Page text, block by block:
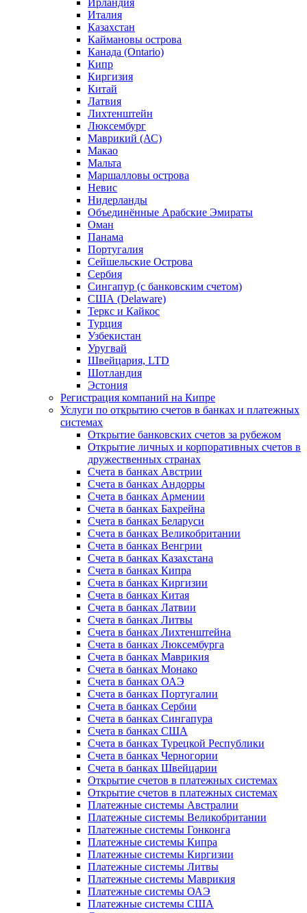
Ирландия
Италия
Казахстан
Каймановы острова
Канада (Ontario)
Кипр
Киргизия
Китай
Латвия
Лихтенштейн
Люксембург
Маврикий (АС)
Макао
Мальта
Маршалловы острова
Нeвис
Нидерланды
Объединённые Арабские Эмираты
Оман
Панама
Португалия
Сейшельские Острова
Сербия
Сингапур (c банковским счетом)
США (Delaware)
Теркс и Кайкос
Турция
Узбекистан
Уругвай
Швейцария, LTD
Шотландия
Эстония
Регистрация компаний на Кипре
Услуги по открытию счетов в банках и платежных
системах
Открытие банковских счетов за рубежом
Открытие личных и корпоративных счетов в
дружественных странах
Счета в банках Австрии
Счета в банках Андорры
Счета в банках Армении
Счета в банках Бахрейна
Счета в банках Беларуси
Счета в банках Великобритании
Счета в банках Венгрии
Счета в банках Казахстана
Счета в банках Кипра
Счета в банках Киргизии
Счета в банках Китая
Счета в банках Латвии
Счета в банках Литвы
Счета в банках Лихтенштейна
Счета в банках Люксембурга
Счета в банках Маврикия
Счета в банках Монако
Счета в банках ОАЭ
Счета в банках Португалии
Счета в банках Сербии
Счета в банках Сингапура
Счета в банках США
Счета в банках Турецкой Республики
Счета в банках Черногории
Счета в банках Швейцарии
Открытие счетов в платежных системах
Открытие счетов в платежных системах
Платежные системы Австралии
Платежные системы Великобритании
Платежные системы Гонконга
Платежные системы Кипра
Платежные системы Киргизии
Платежные системы Литвы
Платежные системы Маврикия
Платежные системы ОАЭ
Платежные системы США